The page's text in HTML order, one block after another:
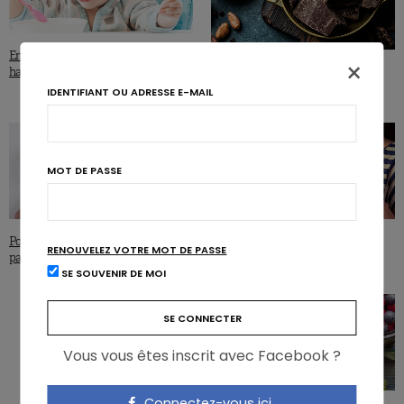
Enfants: leur tempérament lié aux
habitudes alimentaires
Le chocolat noir associé à moins de
Pourquoi manger du sucre n’améliore
pas l’humeur
Chocolat: la pyramide de l’humeur
×
IDENTIFIANT OU ADRESSE E-MAIL
MOT DE PASSE
RENOUVELEZ VOTRE MOT DE PASSE
SE SOUVENIR DE MOI
Vous vous êtes inscrit avec Facebook ?